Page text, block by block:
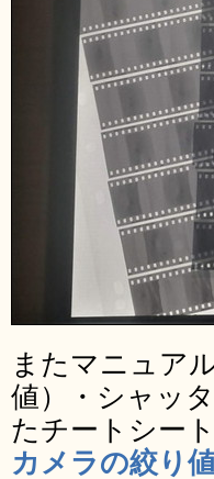
またマニュア
値）・シャッ
たチートシート
カメラの絞り